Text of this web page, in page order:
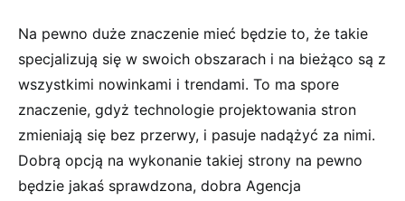
Na pewno duże znaczenie mieć będzie to, że takie
specjalizują się w swoich obszarach i na bieżąco są z
wszystkimi nowinkami i trendami. To ma spore
znaczenie, gdyż technologie projektowania stron
zmieniają się bez przerwy, i pasuje nadążyć za nimi.
Dobrą opcją na wykonanie takiej strony na pewno
będzie jakaś sprawdzona, dobra Agencja